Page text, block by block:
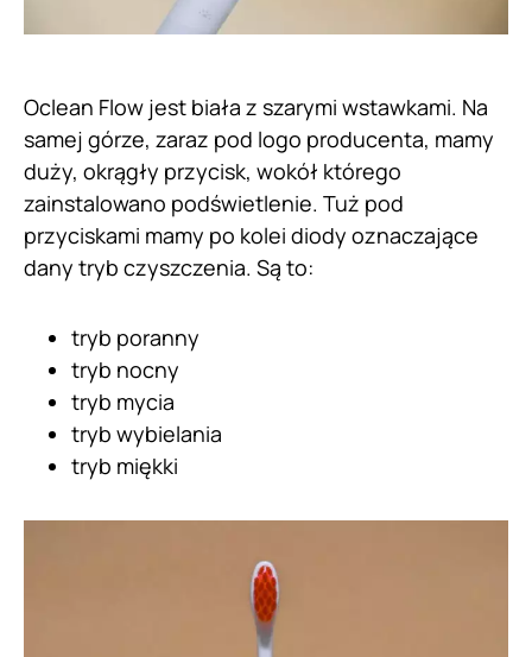
Oclean Flow jest biała z szarymi wstawkami. Na
samej górze, zaraz pod logo producenta, mamy
duży, okrągły przycisk, wokół którego
zainstalowano podświetlenie. Tuż pod
przyciskami mamy po kolei diody oznaczające
dany tryb czyszczenia. Są to:
tryb poranny
tryb nocny
tryb mycia
tryb wybielania
tryb miękki